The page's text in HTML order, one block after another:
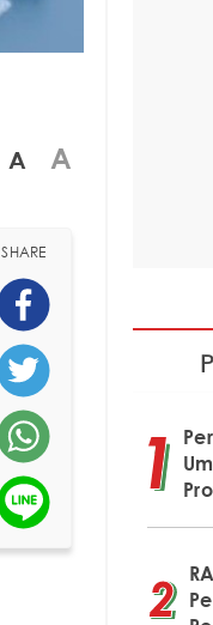
A A
SHARE